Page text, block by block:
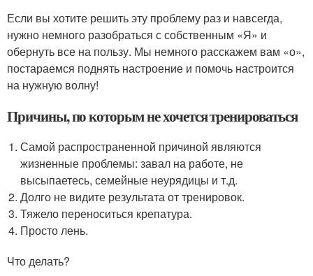
Если вы хотите решить эту проблему раз и навсегда,
нужно немного разобраться с собственным «Я» и
обернуть все на пользу. Мы немного расскажем вам «о»,
постараемся поднять настроение и помочь настроится
на нужную волну!
Причины, по которым не хочется тренироваться
Самой распространенной причиной являются
жизненные проблемы: завал на работе, не
высыпаетесь, семейные неурядицы и т.д.
Долго не видите результата от тренировок.
Тяжело переноситься крепатура.
Просто лень.
Что делать?